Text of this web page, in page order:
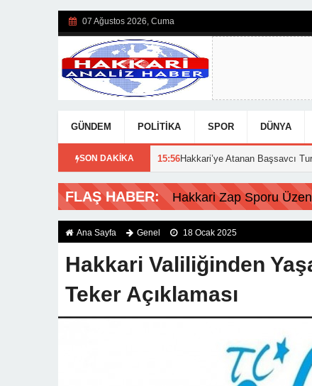
07 Ağustos 2026, Cuma
GÜNDEM POLITIKA SPOR DÜNYA
SON DAKİKA
15:56Hakkari’ye Atanan Başsavcı Turan Görevine
Hakkari Zap Sporu
Ana Sayfa Genel 18 Ocak 2025
Hakkari Valiliğinden
Teker Açıklaması